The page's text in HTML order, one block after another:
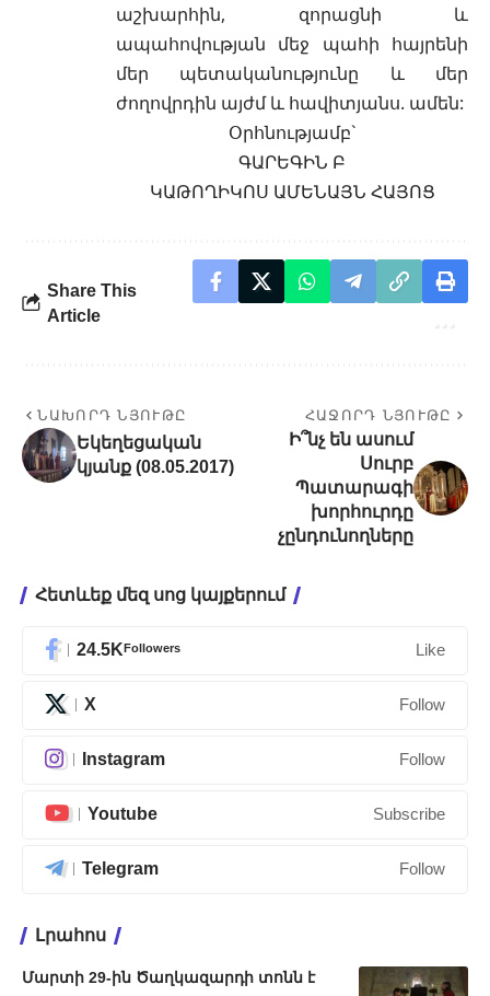
աշխարհին, զորացնի և
ապահովության մեջ պահի հայրենի
մեր պետականությունը և մեր
ժողովրդին այժմ և հավիտյանս. ամեն:
Օրհնությամբ`
ԳԱՐԵԳԻՆ Բ
ԿԱԹՈՂԻԿՈՍ ԱՄԵՆԱՅՆ ՀԱՅՈՑ
Share This
Article
ՆԱԽՈՐԴ ՆՅՈՒԹԸ
Եկեղեցական
կյանք (08.05.2017)
ՀԱՋՈՐԴ ՆՅՈՒԹԸ
Ի՞նչ են ասում
Սուրբ
Պատարագի
խորհուրդը
չընդունողները
Հետևեք մեզ սոց կայքերում
24.5KFollowers Like
X Follow
Instagram Follow
Youtube Subscribe
Telegram Follow
Լրահոս
Մարտի 29-ին Ծաղկազարդի տոնն է